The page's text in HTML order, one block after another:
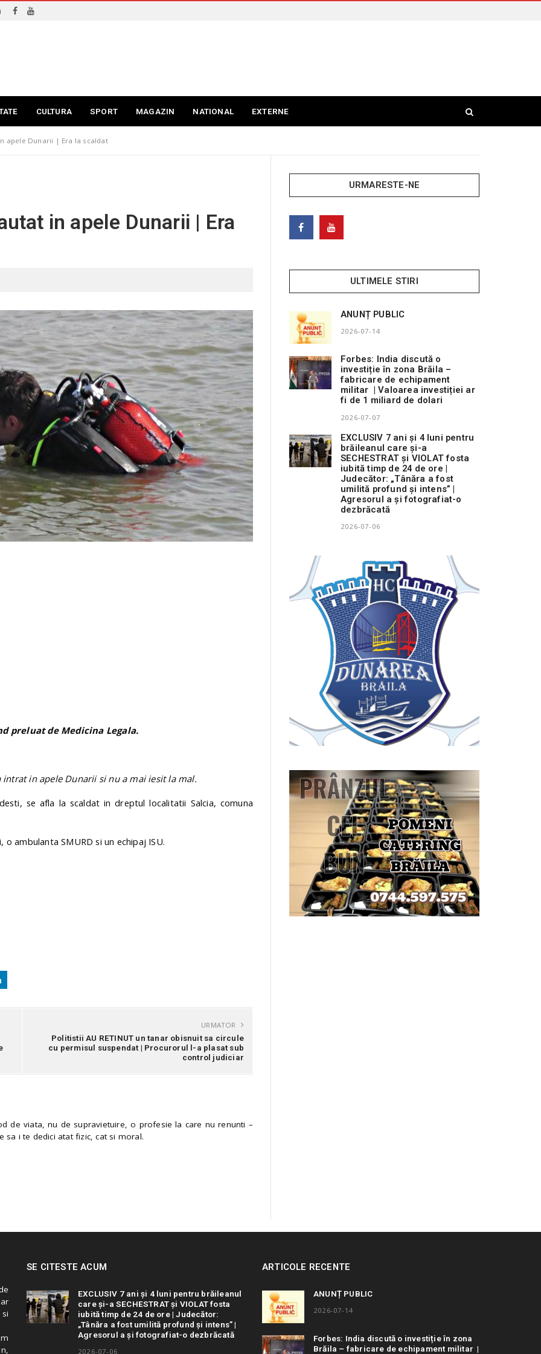
CULTURA SPORT MAGAZIN NATIONAL EXTERNE
apele Dunarii | Era la scaldat
in apele Dunarii | Era
preluat de Medicina Legala.
in apele Dunarii si nu a mai iesit la mal.
se afla la scaldat in dreptul localitatii Salcia, comuna
ambulanta SMURD si un echipaj ISU.
URMATOR
Politistii AU RETINUT un tanar obisnuit sa circule
cu permisul suspendat | Procurorul l-a plasat sub
control judiciar
de viata, nu de supravietuire, o profesie la care nu renunti –
sa i te dedici atat fizic, cat si moral.
URMARESTE-NE
ULTIMELE STIRI
ANUNȚ PUBLIC
2026-07-14
Forbes: India discută o
investiție în zona Brăila –
fabricare de echipament
militar | Valoarea investiției ar
fi de 1 miliard de dolari
2026-07-07
EXCLUSIV 7 ani și 4 luni pentru
brăileanul care și-a
SECHESTRAT și VIOLAT fosta
iubită timp de 24 de ore |
Judecător: „Tânăra a fost
umilită profund și intens” |
Agresorul a și fotografiat-o
dezbrăcată
2026-07-06
SE CITESTE ACUM
EXCLUSIV 7 ani și 4 luni pentru brăileanul
care și-a SECHESTRAT și VIOLAT fosta
iubită timp de 24 de ore | Judecător:
„Tânăra a fost umilită profund și intens” |
Agresorul a și fotografiat-o dezbrăcată
2026-07-06
ARTICOLE RECENTE
ANUNȚ PUBLIC
2026-07-14
Forbes: India discută o investiție în zona
Brăila – fabricare de echipament militar |